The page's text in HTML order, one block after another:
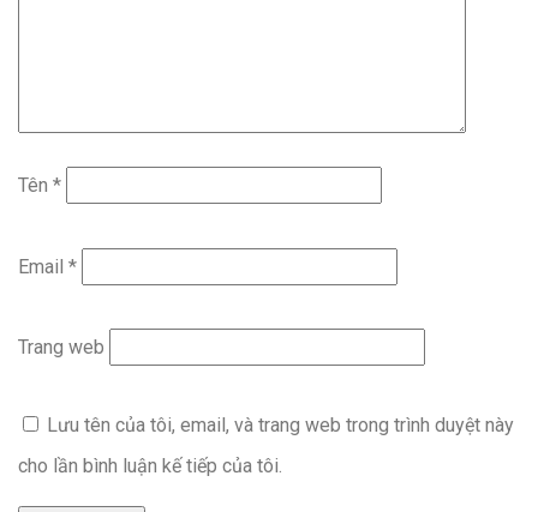
Tên *
Email *
Trang web
Lưu tên của tôi, email, và trang web trong trình duyệt này
cho lần bình luận kế tiếp của tôi.